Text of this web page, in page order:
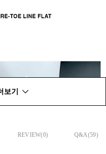
보기
REVIEW(0) Q&A(59)